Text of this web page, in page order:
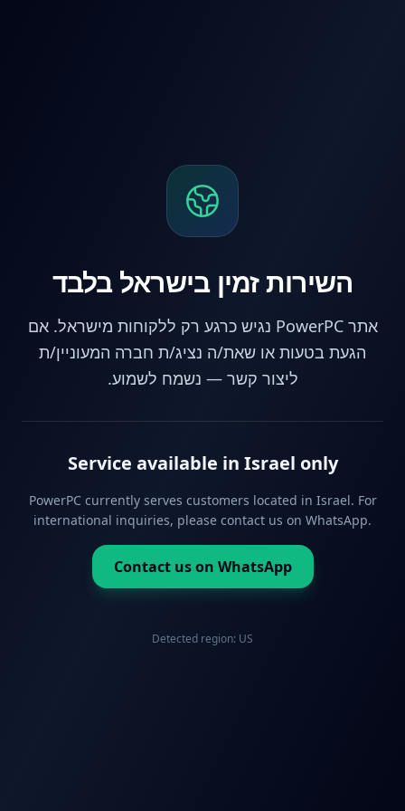
השירות זמין בישראל בלבד
אתר PowerPC נגיש כרגע רק ללקוחות מישראל. אם
הגעת בטעות או שאת/ה נציג/ת חברה המעוניין/ת
ליצור קשר — נשמח לשמוע.
Service available in Israel only
PowerPC currently serves customers located in Israel. For
international inquiries, please contact us on WhatsApp.
Contact us on WhatsApp
Detected region: US